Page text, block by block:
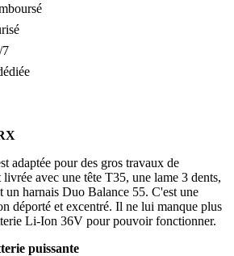
7
adaptée pour des gros travaux de
avec une tête T35, une lame 3 dents,
un harnais Duo Balance 55. C'est une
déporté et excentré. Il ne lui manque plus
Li-Ion 36V pour pouvoir fonctionner.
puissante